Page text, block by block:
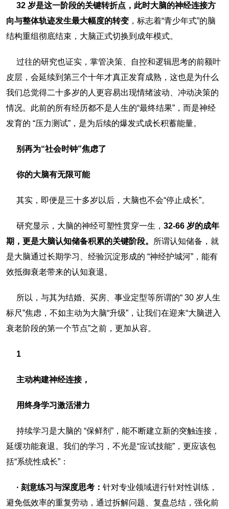
32 岁是这一阶段的关键转折点，此时大脑的神经连接方
向与整体轨迹发生最大幅度的转变，标志着“青少年式”的脑
结构重组彻底结束，大脑正式切换到成年模式。
过往的研究也证实，掌管决策、自控和逻辑思考的前额叶
皮层，会延续到第三个十年才真正发育成熟，这也是为什么
我们总觉得二十多岁的人更容易出现情绪波动、冲动决策的
情况。此前的所有经历都不是人生的“最终结果”，而是神经
发育的 “压力测试”，是为后续的爆发式成长积蓄能量。
别再为“社会时钟”焦虑了
你的大脑有无限可能
其实，即便是三十多岁以后，大脑也不会“停止成长”。
研究显示，大脑的神经可塑性贯穿一生， 32-66 岁的成年
期，更是大脑认知储备积累的关键阶段。
所谓认知储备，就
是大脑通过长期学习、经验沉淀形成的 “神经护城河”，能有
效抵御衰老带来的认知衰退。
所以，与其为结婚、买房、事业定型等所谓的“ 30 岁人生
标尺”焦虑，不如主动为大脑“升级”，让我们在迎来“大脑进入
衰老阶段的第一个节点”之前，更加从容。
1
主动构建神经连接，
用终身学习激活潜力
持续学习是大脑的 “保鲜剂”，能不断建立新的突触连接，
延缓功能衰退。我们的学习，不光是“应试技能”，更应该包
括“系统性成长”：
· 刻意练习与深度思考： 针对专业领域进行针对性训练，
避免低效率的重复劳动，通过拆解问题、复盘总结，强化前